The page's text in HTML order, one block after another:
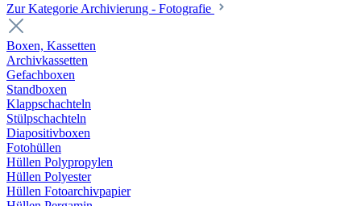
Zur Kategorie Archivierung - Fotografie
Boxen, Kassetten
Archivkassetten
Gefachboxen
Standboxen
Klappschachteln
Stülpschachteln
Diapositivboxen
Fotohüllen
Hüllen Polypropylen
Hüllen Polyester
Hüllen Fotoarchivpapier